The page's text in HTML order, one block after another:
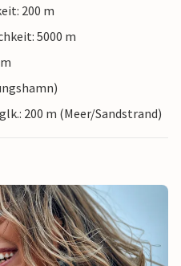
200 m
5000 m
200 m (Meer/Sandstrand)